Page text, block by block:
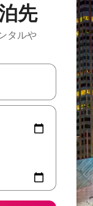
先
タ⁠ルや
を使って移動する